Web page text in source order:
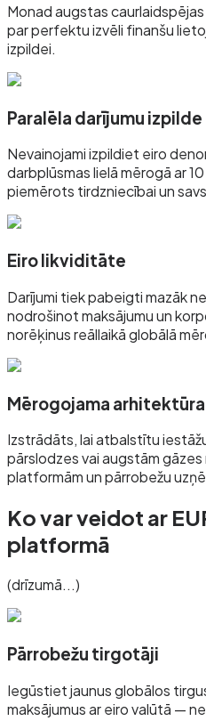
Monad augstas
par perfektu izvēli finanšu
izpildei.
Paralēla darījumu izpilde
Nevainojami izpildiet eiro
darbplūsmas lielā mērogā ar
piemērots tirdzniecībai un
Eiro likviditāte
Darījumi tiek pabeigti mazāk
nodrošinot maksājumu un
norēķinus reāllaikā globālā
Mērogojama arhitektūra
Izstrādāts, lai atbalstītu
pārslodzes vai augstām
platformām un pārrobežu
Ko var veidot ar
platformā
(drīzumā...)
Pārrobežu tirgotāji
Iegūstiet jaunus globālos
maksājumus ar eiro valūtā —